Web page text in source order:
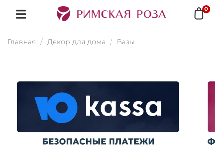
0
Главная Декор для дома Вазы